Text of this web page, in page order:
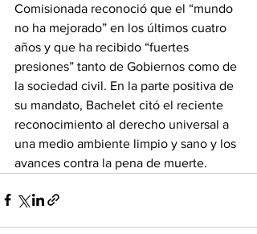
Comisionada reconoció que el “mundo
no ha mejorado” en los últimos cuatro
años y que ha recibido “fuertes
presiones” tanto de Gobiernos como de
la sociedad civil. En la parte positiva de
su mandato, Bachelet citó el reciente
reconocimiento al derecho universal a
una medio ambiente limpio y sano y los
avances contra la pena de muerte.